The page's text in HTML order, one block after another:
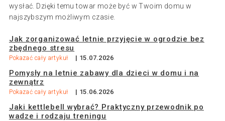
wysłać. Dzięki temu towar może być w Twoim domu w
najszybszym możliwym czasie.
Jak zorganizować letnie przyjęcie w ogrodzie bez
zbędnego stresu
Pokazać cały artykuł | 15.07.2026
Pomysły na letnie zabawy dla dzieci w domu i na
zewnątrz
Pokazać cały artykuł | 15.06.2026
Jaki kettlebell wybrać? Praktyczny przewodnik po
wadze i rodzaju treningu